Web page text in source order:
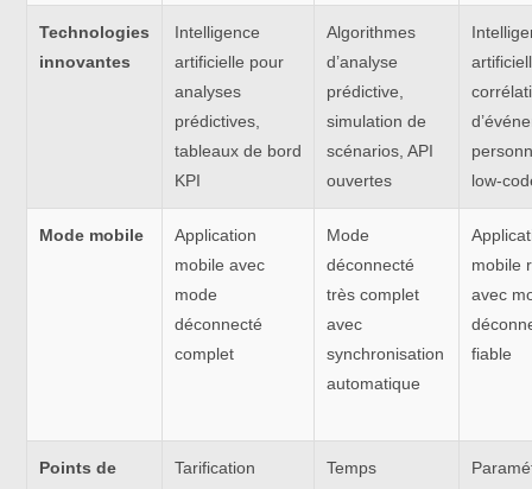
Technologies
innovantes
Intelligence
artificielle pour
analyses
prédictives,
tableaux de bord
KPI
Algorithmes
d’analyse
prédictive,
simulation de
scénarios, API
ouvertes
low-
Mode mobile
Application
mobile avec
mode
déconnecté
complet
Mode
déconnecté
très complet
avec
synchronisation
automatique
mobile
avec
fiable
Points de
Tarification
Temps